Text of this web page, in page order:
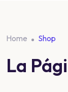
Home Shop
La